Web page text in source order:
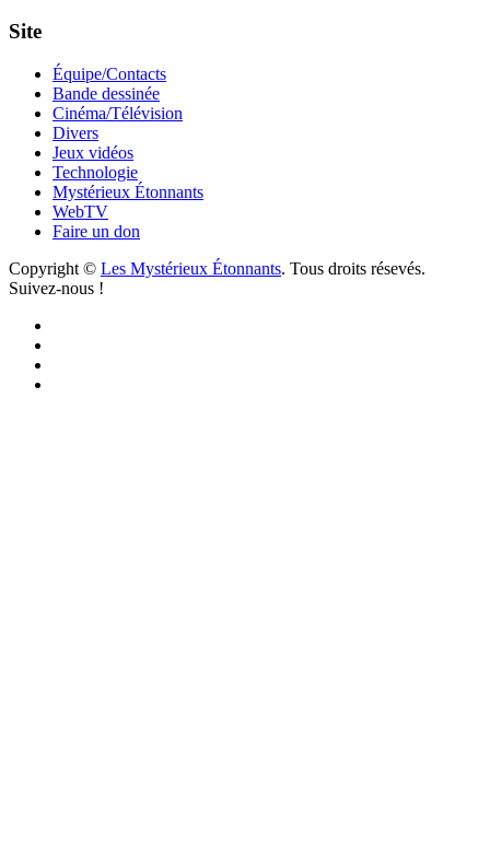
Site
Équipe/Contacts
Bande dessinée
Cinéma/Télévision
Divers
Jeux vidéos
Technologie
Mystérieux Étonnants
WebTV
Faire un don
Copyright © Les Mystérieux Étonnants. Tous droits résevés.
Suivez-nous !